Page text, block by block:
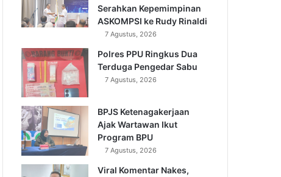
Serahkan Kepemimpinan
ASKOMPSI ke Rudy Rinaldi
7 Agustus, 2026
Polres PPU Ringkus Dua
Terduga Pengedar Sabu
7 Agustus, 2026
BPJS Ketenagakerjaan
Ajak Wartawan Ikut
Program BPU
7 Agustus, 2026
Viral Komentar Nakes,